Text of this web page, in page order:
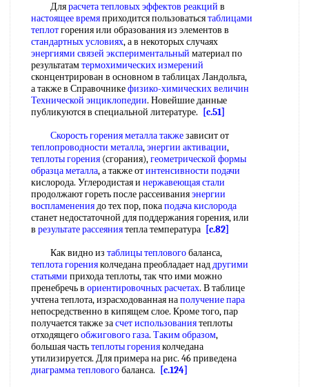
Длярасчета тепловых эффектов реакций в
настоящее времяприходится пользоватьсятаблицами
теплотгорения или образования из элементов в
стандартных условиях, а в некоторых случаях
энергиями связей экспериментальный материал по
результатамтермохимических измерений
сконцентрирован в основном в таблицах Ландольта,
а также в Справочникефизико-химических величин
Технической энциклопедии. Новейшие данные
публикуются в специальной литературе.
[c.51]
Скорость горенияметалла такжезависит от
теплопроводности металла,энергии активации,
теплоты горения (сгорания),геометрической формы
образца металла, а также отинтенсивности подачи
кислорода. Углеродистая и нержавеющая стали
продолжают гореть после рассеиванияэнергии
воспламенениядо тех пор, покаподача кислорода
станет недостаточной для поддержания горения, или
в результате рассеяниятепла температура [c.82]
Как видно из таблицы тепловогобаланса,
теплота горенияколчедана преобладает наддругими
статьями прихода теплоты, так что ими можно
пренебречь в ориентировочных расчетах. В таблице
учтена теплота, израсходованная наполучение пара
непосредственно в кипящем слое. Кроме того, пар
получается также засчет использованиятеплоты
отходящегообжигового газа. Таким образом,
большая частьтеплоты горенияколчедана
утилизируется. Для примера на рис. 46 приведена
диаграмма тепловогобаланса.
[c.124]